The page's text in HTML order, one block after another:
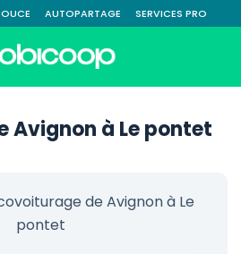
AUTOPARTAGE SERVICES PRO
Avignon à Le pontet
de Avignon à Le
pontet